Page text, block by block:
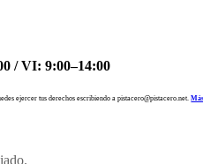
/ VI: 9:00–14:00
ejercer tus derechos escribiendo a pistacero@pistacero.net.